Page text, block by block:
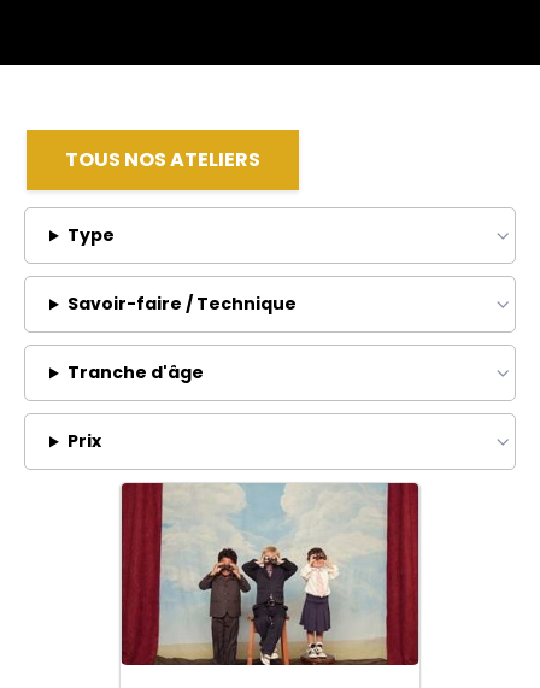
TOUS NOS ATELIERS
Type
Savoir-faire / Technique
Tranche d'âge
Prix